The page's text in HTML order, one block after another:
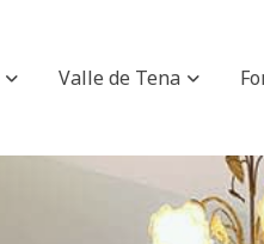
Valle de Tena